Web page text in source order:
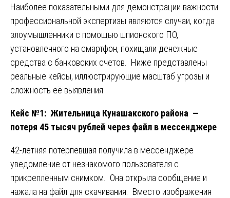
Наиболее показательными для демонстрации важности
профессиональной экспертизы являются случаи, когда
злоумышленники с помощью шпионского ПО,
установленного на смартфон, похищали денежные
средства с банковских счетов. Ниже представлены
реальные кейсы, иллюстрирующие масштаб угрозы и
сложность её выявления.
Кейс №1: Жительница Кунашакского района —
потеря 45 тысяч рублей через файл в мессенджере
42-летняя потерпевшая получила в мессенджере
уведомление от незнакомого пользователя с
прикреплённым снимком. Она открыла сообщение и
нажала на файл для скачивания. Вместо изображения